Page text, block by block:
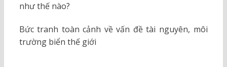
như thế nào?
Bức tranh toàn cảnh về vấn đề tài nguyên, môi
trường biển thế giới